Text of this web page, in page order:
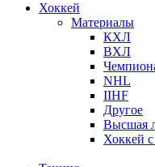
Хоккей
Материалы
КХЛ
ВХЛ
NHL
IIHF
Другое
Высшая
Хоккей